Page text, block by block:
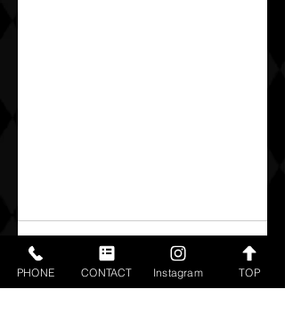
PHONE CONTACT Instagram TOP